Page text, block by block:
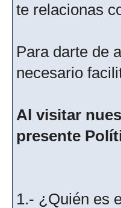
te relacionas
Para darte de
necesario
Al visitar
presente
1.- ¿Quién es